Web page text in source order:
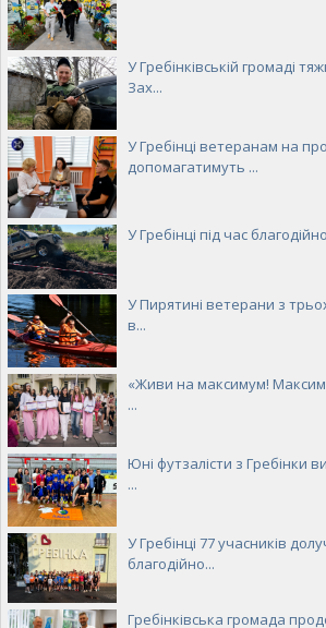
У Гребінківській громаді
Зах...
У Гребінці ветеранам на
допомагатимуть ...
У Гребінці під час
У Пирятині ветерани з
в...
«Живи на максимум!
...
Юні футзалісти з Гребінки
...
У Гребінці 77 учасників
благодійно...
Гребінківська громада